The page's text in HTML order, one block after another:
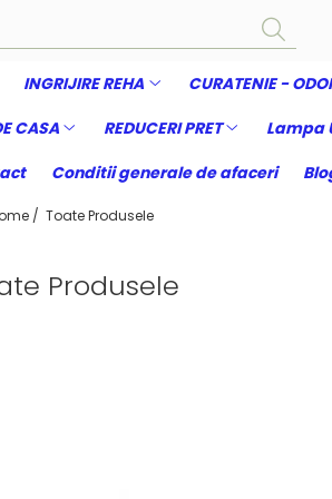
INGRIJIRE REHA CURATENIE -
CASA REDUCERI PRET Lampa
Conditii generale de afaceri
/ Toate Produsele
Produsele